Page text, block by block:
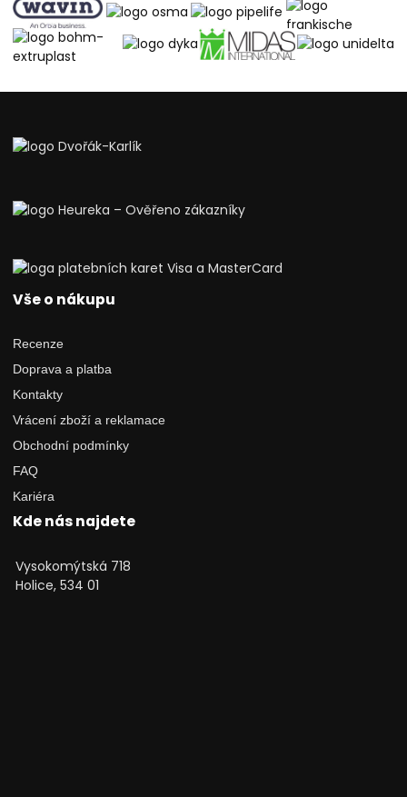
Vše o nákupu
Recenze
Doprava a platba
Kontakty
Vrácení zboží a reklamace
Obchodní podmínky
FAQ
Kariéra
Kde nás najdete
Vysokomýtská 718
Holice, 534 01